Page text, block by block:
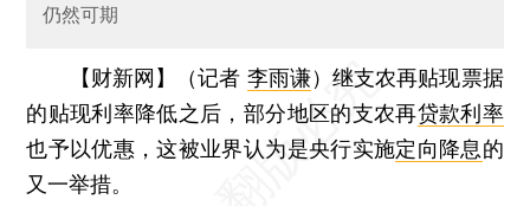
仍然可期
【财新网】（记者 李雨谦） 继支农再贴现票据
的贴现利率降低之后，部分地区的支农再贷款利率
也予以优惠，这被业界认为是央行实施定向降息的
又一举措。